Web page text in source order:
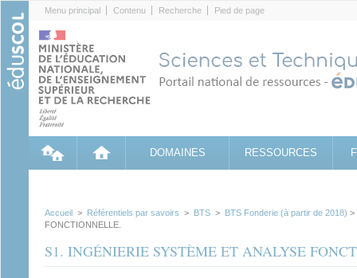
Menu principal Contenu Recherche Pied de page
DOMAINES RESSOURCES
Accueil > Référentiels par savoirs > BTS > BTS Fonderie (à partir de 2018) >
FONCTIONNELLE.
S1. INGÉNIERIE SYSTÈME ET ANALYSE